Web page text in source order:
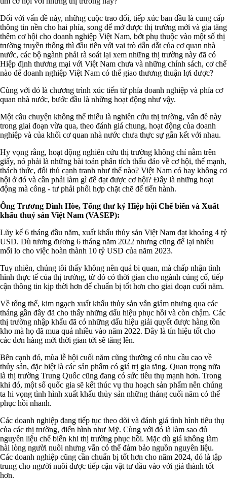
Đối với vấn đề này, những cuộc trao đổi, tiếp xúc ban đầu là cung cấp
thông tin nền cho hai phía, song để mở được thị trường mới và gia tăng
thêm cơ hội cho doanh nghiệp Việt Nam, bớt phụ thuộc vào một số thị
trường truyền thống thì đầu tiên với vai trò dẫn dắt của cơ quan nhà
nước, các bộ ngành phải rà soát lại xem những thị trường này đã có
Hiệp định thương mại với Việt Nam chưa và những chính sách, cơ chế
nào để doanh nghiệp Việt Nam có thể giao thương thuận lợi được?
Cùng với đó là chương trình xúc tiến từ phía doanh nghiệp và phía cơ
quan nhà nước, bước đầu là những hoạt động như vậy.
Một câu chuyện không thể thiếu là nghiên cứu thị trường, vấn đề này
trong giai đoạn vừa qua, theo đánh giá chung, hoạt động của doanh
nghiệp và của khối cơ quan nhà nước chưa thực sự gắn kết với nhau.
Hy vọng rằng, hoạt động nghiên cứu thị trường không chỉ nằm trên
giấy, nó phải là những bài toán phân tích thấu đáo về cơ hội, thế mạnh,
thách thức, đối thủ cạnh tranh như thế nào? Việt Nam có hay không cơ
hội ở đó và cần phải làm gì để đạt được cơ hội? Đấy là những hoạt
động mà công - tư phải phối hợp chặt chẽ để tiến hành.
Ông Trương Đình Hòe, Tổng thư ký Hiệp hội Chế biến và Xuất
khẩu thuỷ sản Việt Nam (VASEP):
Lũy kế 6 tháng đầu năm, xuất khẩu thủy sản Việt Nam đạt khoảng 4 tỷ
USD. Dù tương đương 6 tháng năm 2022 nhưng cũng để lại nhiều
mối lo cho việc hoàn thành 10 tỷ USD của năm 2023.
Tuy nhiên, chúng tôi thấy không nên quá bi quan, mà chấp nhận tình
hình thực tế của thị trường, từ đó có thời gian cho ngành củng cố, tiếp
cận thông tin kịp thời hơn để chuẩn bị tốt hơn cho giai đoạn cuối năm.
Về tổng thể, kim ngạch xuất khẩu thủy sản vẫn giảm nhưng qua các
tháng gần đây đã cho thấy những dấu hiệu phục hồi và còn chậm. Các
thị trường nhập khẩu đã có những dấu hiệu giải quyết được hàng tồn
kho mà họ đã mua quá nhiều vào năm 2022. Đây là tín hiệu tốt cho
các đơn hàng mới thời gian tới sẽ tăng lên.
Bên cạnh đó, mùa lễ hội cuối năm cũng thường có nhu cầu cao về
thủy sản, đặc biệt là các sản phẩm có giá trị gia tăng. Quan trọng nữa
là thị trường Trung Quốc cũng đang có sức tiêu thụ mạnh hơn. Trong
khi đó, một số quốc gia sẽ kết thúc vụ thu hoạch sản phẩm nên chúng
ta hi vọng tình hình xuất khẩu thủy sản những tháng cuối năm có thể
phục hồi nhanh.
Các doanh nghiệp đang tiếp tục theo dõi và đánh giá tình hình tiêu thụ
của các thị trường, điển hình như Mỹ. Cùng với đó là làm sao đủ
nguyên liệu chế biến khi thị trường phục hồi. Mặc dù giá không làm
hài lòng người nuôi nhưng vẫn có thể đảm bảo nguồn nguyên liệu.
Các doanh nghiệp cũng cần chuẩn bị tốt hơn cho năm 2024, đó là tập
trung cho người nuôi được tiếp cận vật tư đầu vào với giá thành tốt
hơn.